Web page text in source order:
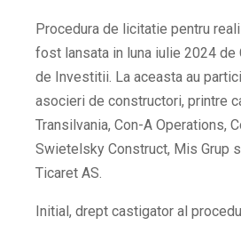
Procedura de licitatie pentru
fost lansata in luna iulie 2024 de
de Investitii. La aceasta au
asocieri de constructori, printre
Transilvania, Con-A Operations,
Swietelsky Construct, Mis Grup
Ticaret AS.
Initial, drept castigator al